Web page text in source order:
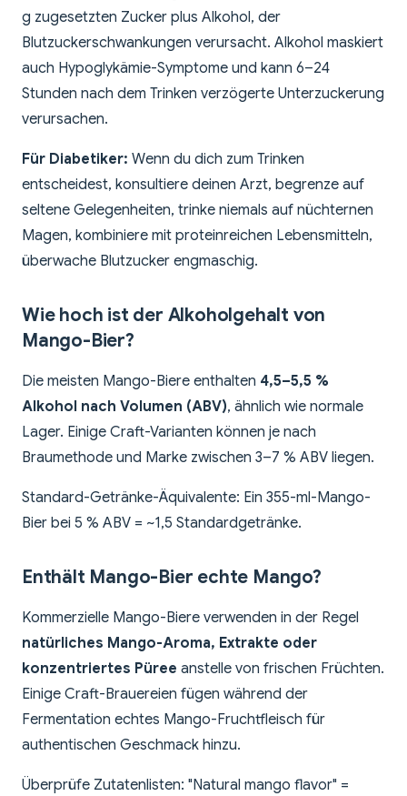
g zugesetzten Zucker plus Alkohol, der
Blutzuckerschwankungen verursacht. Alkohol maskiert
auch Hypoglykämie-Symptome und kann 6–24
Stunden nach dem Trinken verzögerte Unterzuckerung
verursachen.
Für Diabetiker: Wenn du dich zum Trinken
entscheidest, konsultiere deinen Arzt, begrenze auf
seltene Gelegenheiten, trinke niemals auf nüchternen
Magen, kombiniere mit proteinreichen Lebensmitteln,
überwache Blutzucker engmaschig.
Wie hoch ist der Alkoholgehalt von
Mango-Bier?
Die meisten Mango-Biere enthalten 4,5–5,5 %
Alkohol nach Volumen (ABV), ähnlich wie normale
Lager. Einige Craft-Varianten können je nach
Braumethode und Marke zwischen 3–7 % ABV liegen.
Standard-Getränke-Äquivalente: Ein 355-ml-Mango-
Bier bei 5 % ABV = ~1,5 Standardgetränke.
Enthält Mango-Bier echte Mango?
Kommerzielle Mango-Biere verwenden in der Regel
natürliches Mango-Aroma, Extrakte oder
konzentriertes Püree anstelle von frischen Früchten.
Einige Craft-Brauereien fügen während der
Fermentation echtes Mango-Fruchtfleisch für
authentischen Geschmack hinzu.
Überprüfe Zutatenlisten: "Natural mango flavor" =